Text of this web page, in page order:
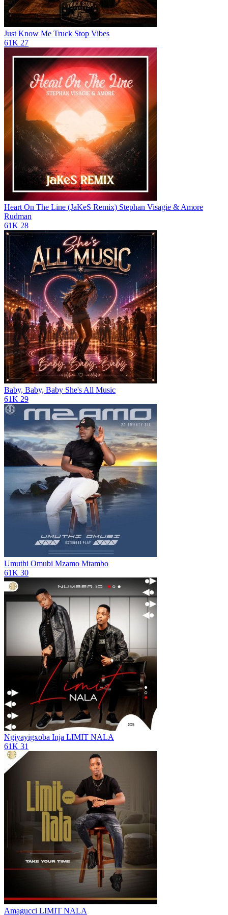
Just Know Me Truck Stop Vibes
61K 27
Heart On The Line (JaKeS Remix) Stephan Visagie & Amore
Rudman
61K 28
Baby, Baby, Baby She's All Music
61K 29
Umuthi Omubi Mzamo Mtambo
61K 30
Ngiyayigxoba Inja LIMIT NALA
61K 31
Amagucci LIMIT NALA